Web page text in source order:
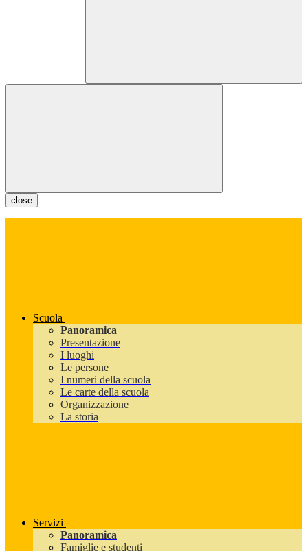
close
Scuola
Panoramica
Presentazione
I luoghi
Le persone
I numeri della scuola
Le carte della scuola
Organizzazione
La storia
Servizi
Panoramica
Famiglie e studenti